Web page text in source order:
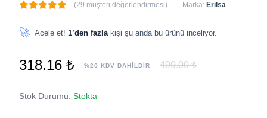
(29 müşteri değerlendirmesi) Marka: Erilsa
🚀 Acele et! 1’den fazla kişi şu anda bu ürünü inceliyor.
318.16 ₺ %20 KDV DAHİLDİR 499.00 ₺
Stok Durumu: Stokta